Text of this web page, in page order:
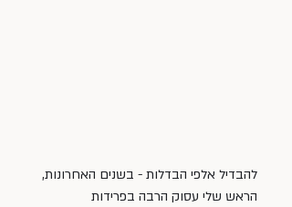
להבדיל אלפי הבדלות - בשנים האחרונות,
הראש שלי עסוק הרבה בפרידות